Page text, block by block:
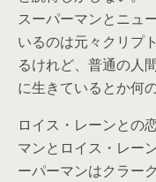
スーパーマンとニュ
いるのは元々クリプ
るけれど、普通の人
に生きているとか何
ロイス・レーンとの
マンとロイス・レー
ーパーマンはクラー